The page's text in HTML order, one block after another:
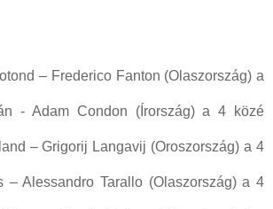
– Frederico Fanton (Olaszország) a
- Adam Condon (Írország) a 4 közé
– Grigorij Langavij (Oroszország) a 4
– Alessandro Tarallo (Olaszország) a 4